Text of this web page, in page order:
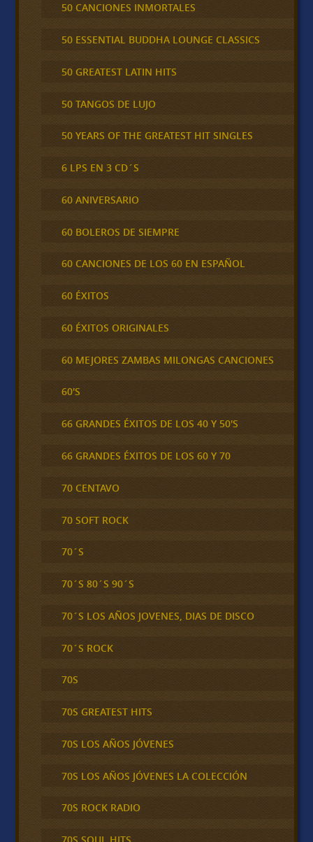
50 CANCIONES INMORTALES
50 ESSENTIAL BUDDHA LOUNGE CLASSICS
50 GREATEST LATIN HITS
50 TANGOS DE LUJO
50 YEARS OF THE GREATEST HIT SINGLES
6 LPS EN 3 CD´S
60 ANIVERSARIO
60 BOLEROS DE SIEMPRE
60 CANCIONES DE LOS 60 EN ESPAÑOL
60 ÉXITOS
60 ÉXITOS ORIGINALES
60 MEJORES ZAMBAS MILONGAS CANCIONES
60'S
66 GRANDES ÉXITOS DE LOS 40 Y 50'S
66 GRANDES ÉXITOS DE LOS 60 Y 70
70 CENTAVO
70 SOFT ROCK
70´S
70´S 80´S 90´S
70´S LOS AÑOS JOVENES, DIAS DE DISCO
70´S ROCK
70S
70S GREATEST HITS
70S LOS AÑOS JÓVENES
70S LOS AÑOS JÓVENES LA COLECCIÓN
70S ROCK RADIO